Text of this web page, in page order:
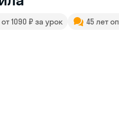
от 1090 ₽ за урок 45 лет